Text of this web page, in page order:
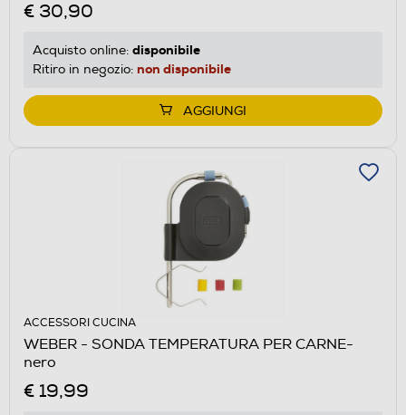
€ 30,90
Acquisto online: disponibile
Ritiro in negozio: non disponibile
AGGIUNGI
ACCESSORI CUCINA
WEBER - SONDA TEMPERATURA PER CARNE-
nero
€ 19,99